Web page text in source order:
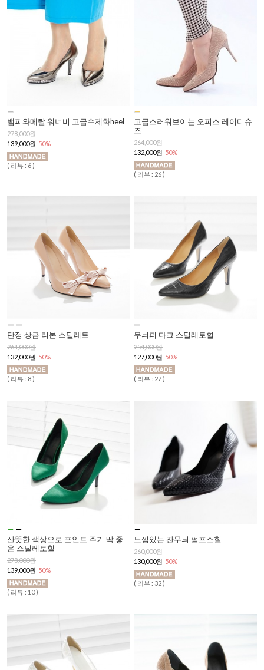
뱀피와메탈 워너비 고급수제화heel
278,000원
139,000원 50%
( 리뷰 : 6 )
고급스러워보이는 오피스 레이디슈
즈
264,000원
132,000원 50%
( 리뷰 : 26 )
단정 상큼 리본 스틸레토
264,000원
132,000원 50%
( 리뷰 : 8 )
무늬피 다크 스틸레토힐
254,000원
127,000원 50%
( 리뷰 : 27 )
산뜻한 색상으로 포인트 주기 딱 좋
은 스틸레토힐
278,000원
139,000원 50%
( 리뷰 : 10 )
느낌있는 잔무늬 펌프스힐
260,000원
130,000원 50%
( 리뷰 : 32 )